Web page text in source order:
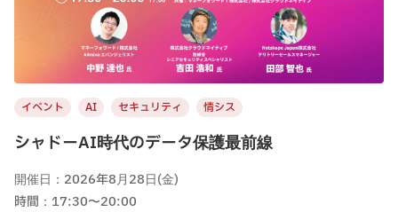
イベント AI セキュリティ 情シス
シャドーAI時代のデータ保護最前線
開催日：2026年8月28日(金)
時間：17:30〜20:00